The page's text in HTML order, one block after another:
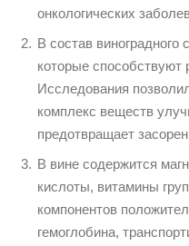
онкологических
В состав
которые
Исследования
комплекс веществ
предотвращает
В вине содержится
кислоты, витамины
компонентов
гемоглобина,